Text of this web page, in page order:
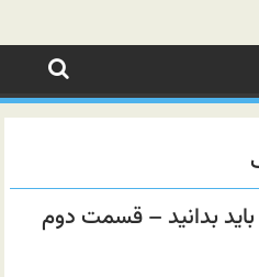
بدانید – قسمت دوم